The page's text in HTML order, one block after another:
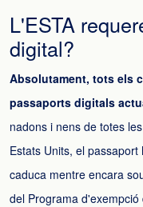
L'ESTA
digital?
Absolutament, tots els
passaports digitals
nadons i nens de totes
Estats Units, el
caduca mentre encara
del Programa d'exempció